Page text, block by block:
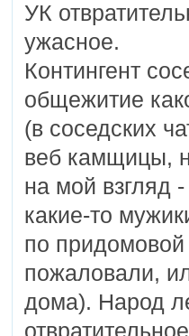
УК
ужасное.
Контингент
общежитие
(в соседских
веб камщицы,
на мой взгляд
какие-то
по
пожаловали,
дома). Народ